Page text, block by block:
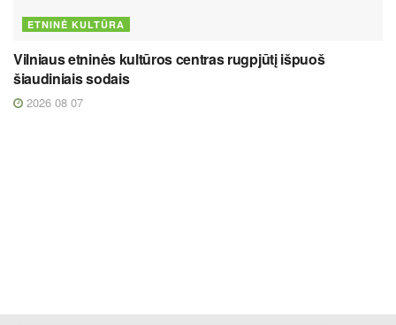
ETNINĖ KULTŪRA
Vilniaus etninės kultūros centras rugpjūtį išpuoš
šiaudiniais sodais
2026 08 07